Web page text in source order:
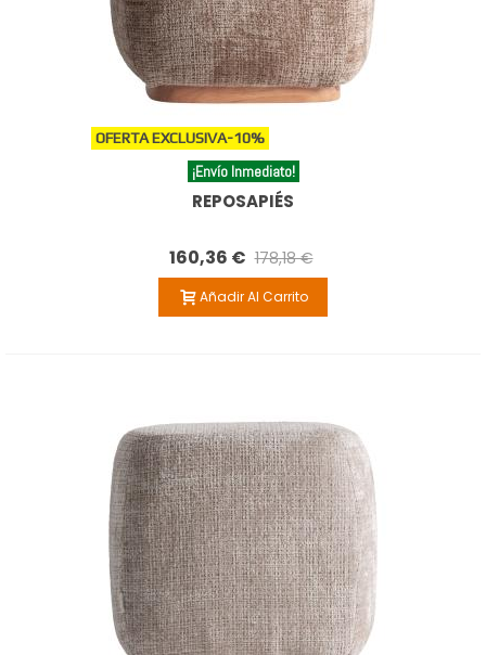
OFERTA EXCLUSIVA-10%
¡Envío Inmediato!
REPOSAPIÉS
160,36 € 178,18 €
Añadir Al Carrito